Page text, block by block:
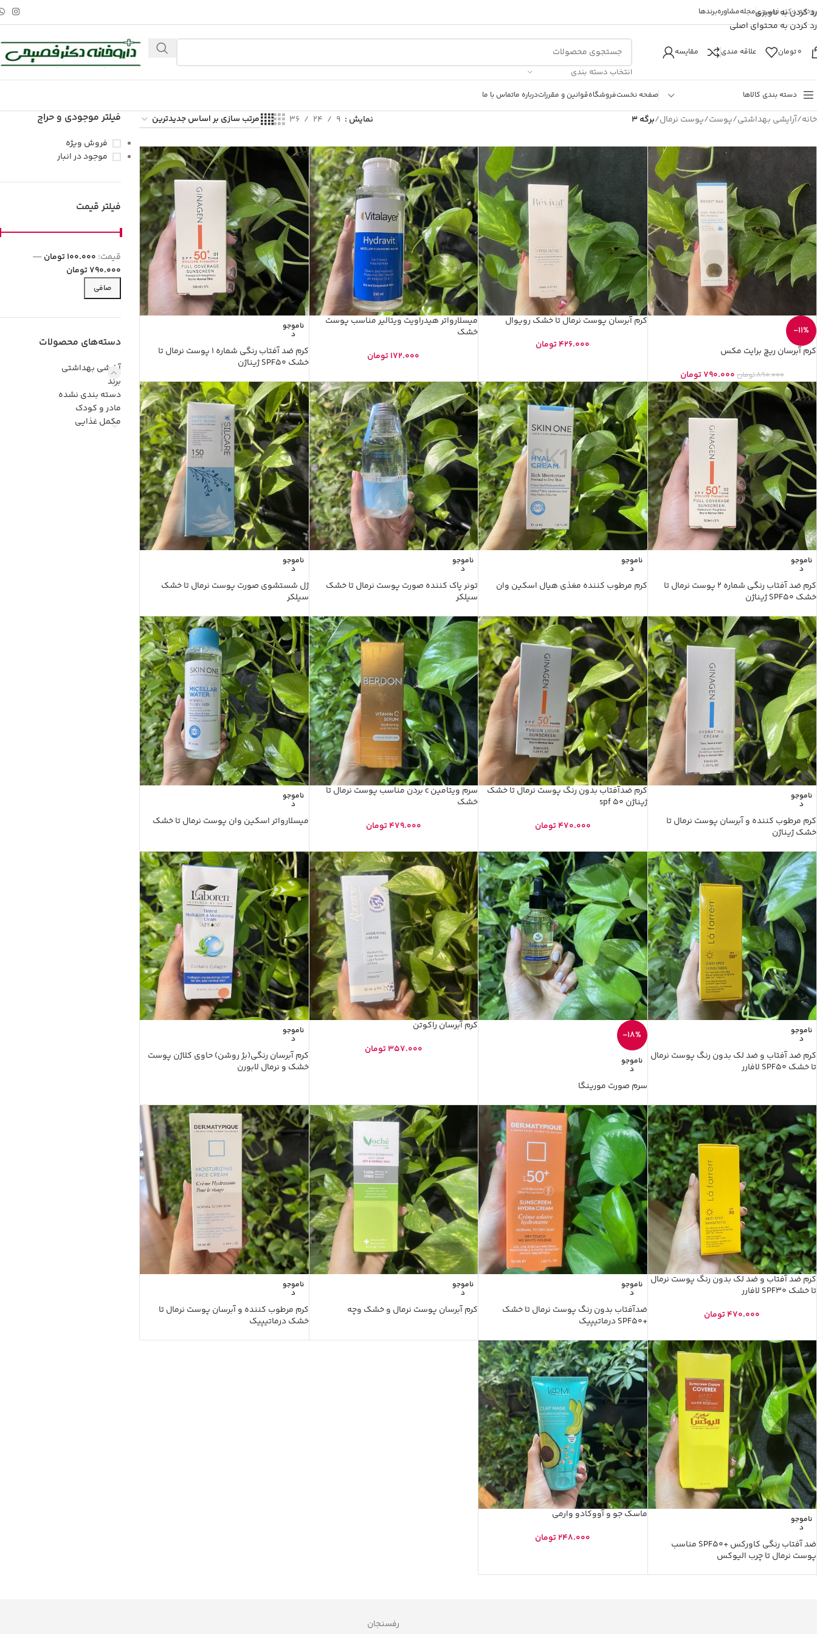
رد کردن به ناوبری
رد کردن به محتوای اصلی
دکتر فصیحیمجلهمشاورهبرندها
0تومان علاقه مندی مقایسه
انتخاب دسته بندی
دسته بندی کالاها صفحه نخستفروشگاهقوانین و مقرراتدرباره ماتماس با ما
خانه/آرایشی بهداشتی/پوست/پوست نرمال/برگه 3 نمایش 9
24
36
-11%
کرم آبرسان ریچ برایت مکس
890.000تومان 790.000تومان
کرم آبرسان پوست نرمال تا خشک رویوال
426.000تومان
میسلارواتر هیدراویت ویتالیر مناسب پوست
خشک
172.000تومان
ناموجو
د
کرم ضد آفتاب رنگی شماره 1 پوست نرمال تا
خشک SPF50 ژیناژن
ناموجو
د
کرم ضد آفتاب رنگی شماره 2 پوست نرمال تا
خشک SPF50 ژیناژن
ناموجو
د
کرم مرطوب کننده مغذی هیال اسکین وان
ناموجو
د
تونر پاک کننده صورت پوست نرمال تا خشک
سیلکر
ناموجو
د
ژل شستشوی صورت پوست نرمال تا خشک
سیلکر
ناموجو
د
کرم مرطوب کننده و آبرسان پوست نرمال تا
خشک ژیناژن
کرم ضدآفتاب بدون رنگ پوست نرمال تا خشک
ژیناژن spf 50
470.000تومان
سرم ویتامین c بردن مناسب پوست نرمال تا
خشک
479.000تومان
ناموجو
د
میسلارواتر اسکین وان پوست نرمال تا خشک
ناموجو
د
کرم ضد آفتاب و ضد لک بدون رنگ پوست نرمال
تا خشک SPF50 لافارر
-18%
ناموجو
د
سرم صورت مورینگا
کرم آبرسان راکوتن
357.000تومان
ناموجو
د
کرم آبرسان رنگی(بژ روشن) حاوی کلاژن پوست
خشک و نرمال لابورن
کرم ضد آفتاب و ضد لک بدون رنگ پوست نرمال
تا خشک SPF30 لافارر
470.000تومان
ناموجو
د
ضدآفتاب بدون رنگ پوست نرمال تا خشک
+SPF50 درماتیپیک
ناموجو
د
کرم آبرسان پوست نرمال و خشک وچه
ناموجو
د
کرم مرطوب کننده و آبرسان پوست نرمال تا
خشک درماتیپیک
ناموجو
د
ضد آفتاب رنگی کاورکس +SPF50 مناسب
پوست نرمال تا چرب الیوکس
ماسک جو و آووکادو وارمی
248.000تومان
فیلتر موجودی و حراج
فروش ویژه
موجود در انبار
فیلتر قیمت
صافی
قيمت: 100.000 تومان
—
790.000 تومان
دسته‌های محصولات
آرایشی بهداشتی
برند
دسته بندی نشده
مادر و کودک
مکمل غذایی
رفسنجان